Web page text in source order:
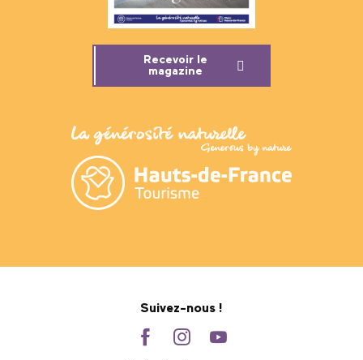
Recevoir le
magazine
Suivez-nous !